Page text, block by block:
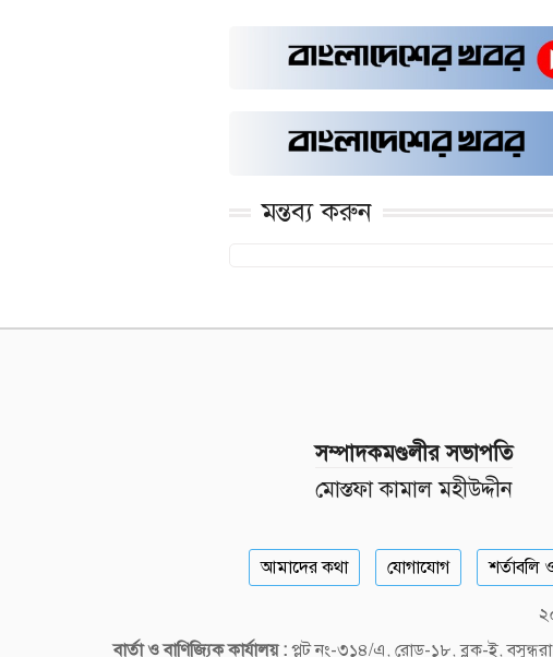
মন্তব্য করুন
সম্পাদকমণ্ডলীর সভাপতি
মোস্তফা কামাল মহীউদ্দীন
আমাদের কথা যোগাযোগ শর্তাবলি
বার্তা ও বাণিজ্যিক কার্যালয় : প্লট নং-৩১৪/এ, রোড-১৮, ব্লক-ই,